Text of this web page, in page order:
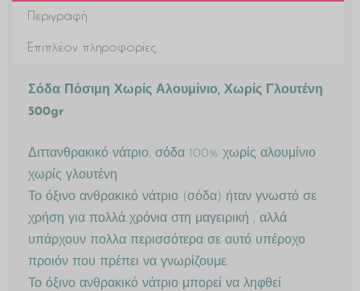
Περιγραφή
Επιπλέον πληροφορίες
Σόδα Πόσιμη Χωρίς Αλουμίνιο, Χωρίς Γλουτένη
500gr
Διττανθρακικό νάτριο, σόδα 100% χωρίς αλουμίνιο
χωρίς γλουτένη
Το όξινο ανθρακικό νάτριο (σόδα) ήταν γνωστό σε
χρήση για πολλά χρόνια στη μαγειρική , αλλά
υπάρχουν πολλα περισσότερα σε αυτό υπέροχο
προιόν που πρέπει να γνωρίζουμε.
Το όξινο ανθρακικό νάτριο μπορεί να ληφθεί